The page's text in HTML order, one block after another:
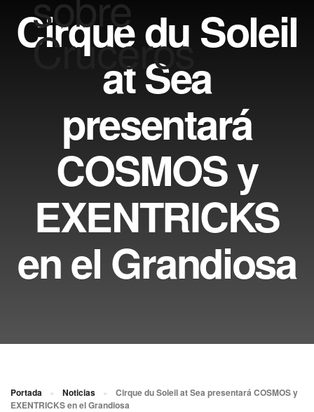
Cirque du Soleil
at Sea
presentará
COSMOS y
EXENTRICKS
en el Grandiosa
Portada » Noticias »
Cirque du Soleil at Sea presentará COSMOS y
EXENTRICKS en el Grandiosa